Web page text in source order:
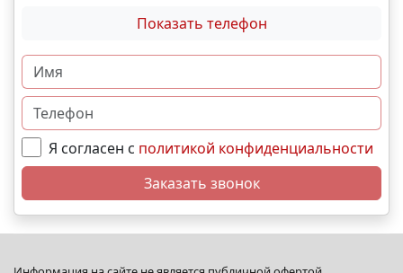
и качества; - развитая социальная инфраструктура в
шаговой доступности; - продуманное дворовое
пространство; - гибкая система рассрочек и
ипотечных программ. N5225
Показать телефон
Я согласен с политикой конфиденциальности
Заказать звонок